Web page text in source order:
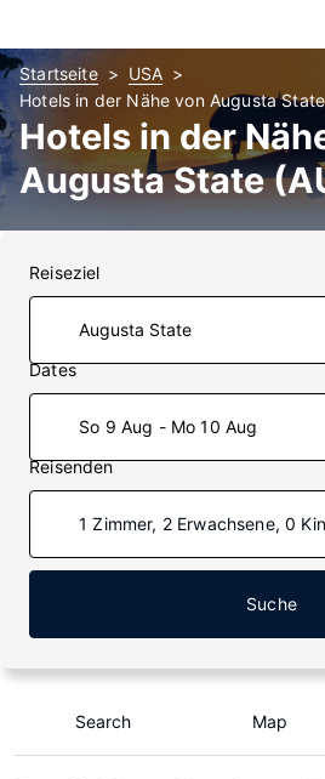
Startseite
USA
Hotels in der Nähe von Augusta
Hotels in der
Augusta State
Reiseziel
Dates
So 9 Aug - Mo 10 Aug
Reisenden
1 Zimmer, 2 Erwachsene, 0
Suche
Search Map